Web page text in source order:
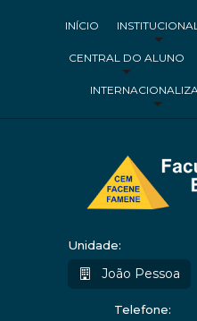
INÍCIO
CENTRAL DO ALUNO
Unidade:
João Pessoa
Telefone: